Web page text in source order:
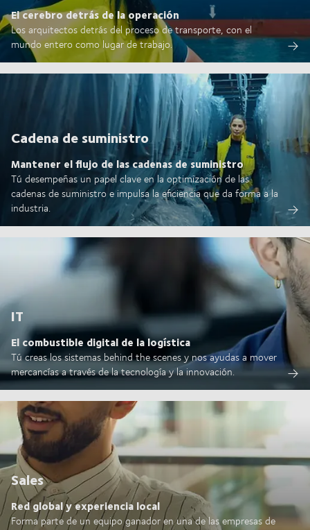
El cerebro detrás de la operación
Los arquitectos detrás del proceso de transporte, con el
mundo entero como lugar de trabajo.
Cadena de suministro
Mantener el flujo de las cadenas de suministro
Tú desempeñas un papel clave en la optimización de las
cadenas de suministro e impulsa la eficiencia que da forma a la
industria.
IT
El combustible digital de la logística
Tú creas los sistemas behind the scenes y nos ayudas a mover
mercancías a través de la tecnología y la innovación.
Sales
Red global y experiencia local
Forma parte de un equipo ganador en una de las empresas de